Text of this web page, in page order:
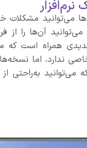
می‌توانید
آن‌ها را از
همراه است که
ندارد، اما
می‌توانید به‌راحتی